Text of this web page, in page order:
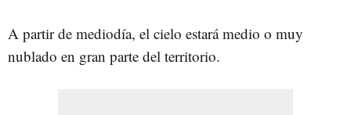
A partir de mediodía, el cielo estará medio o muy
nublado en gran parte del territorio.